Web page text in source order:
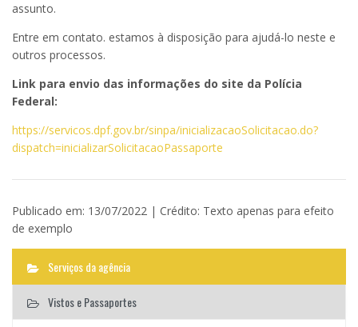
assunto.
Entre em contato. estamos à disposição para ajudá-lo neste e
outros processos.
Link para envio das informações do site da Polícia
Federal:
https://servicos.dpf.gov.br/sinpa/inicializacaoSolicitacao.do?
dispatch=inicializarSolicitacaoPassaporte
Publicado em: 13/07/2022 | Crédito: Texto apenas para efeito
de exemplo
Serviços da agência
Vistos e Passaportes